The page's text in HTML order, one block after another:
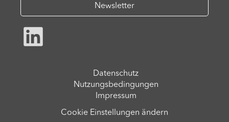
Newsletter
Datenschutz
Nutzungsbedingungen
Impressum
Cookie Einstellungen ändern